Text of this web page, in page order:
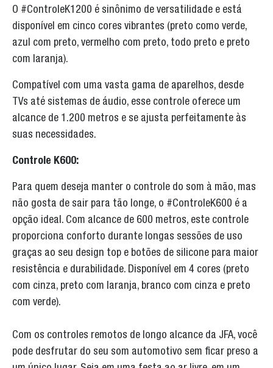
O #ControleK1200 é sinônimo de versatilidade e está
disponível em cinco cores vibrantes (preto como verde,
azul com preto, vermelho com preto, todo preto e preto
com laranja).
Compatível com uma vasta gama de aparelhos, desde
TVs até sistemas de áudio, esse controle oferece um
alcance de 1.200 metros e se ajusta perfeitamente às
suas necessidades.
Controle K600:
Para quem deseja manter o controle do som à mão, mas
não gosta de sair para tão longe, o #ControleK600 é a
opção ideal. Com alcance de 600 metros, este controle
proporciona conforto durante longas sessões de uso
graças ao seu design top e botões de silicone para maior
resistência e durabilidade. Disponível em 4 cores (preto
com cinza, preto com laranja, branco com cinza e preto
com verde).
Com os controles remotos de longo alcance da JFA, você
pode desfrutar do seu som automotivo sem ficar preso a